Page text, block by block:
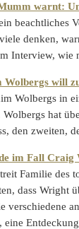
warnt:
beachtliches
denken,
Interview, wie
Wolbergs will
Wolbergs in
hat
den zweiten,
im Fall
Familie des
dass Wright
verschiedene
eine